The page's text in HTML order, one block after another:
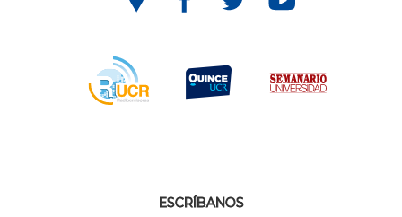
ESCRÍBANOS